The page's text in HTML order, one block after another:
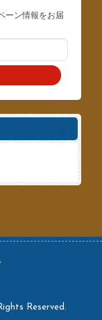
ーン情報をお届
Reserved.